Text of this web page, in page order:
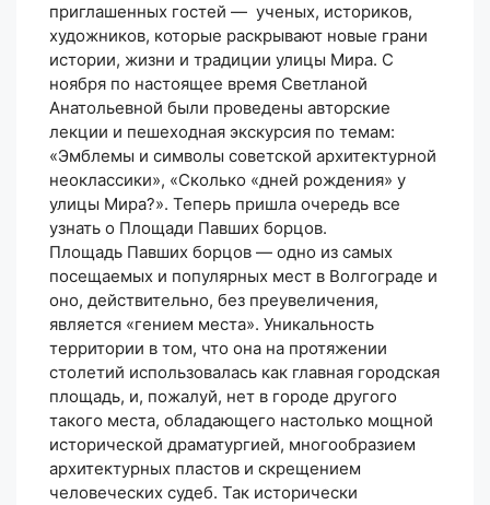
приглашенных гостей — ученых, историков,
художников, которые раскрывают новые грани
истории, жизни и традиции улицы Мира. С
ноября по настоящее время Светланой
Анатольевной были проведены авторские
лекции и пешеходная экскурсия по темам:
«Эмблемы и символы советской архитектурной
неоклассики», «Сколько «дней рождения» у
улицы Мира?». Теперь пришла очередь все
узнать о Площади Павших борцов.
Площадь Павших борцов — одно из самых
посещаемых и популярных мест в Волгограде и
оно, действительно, без преувеличения,
является «гением места». Уникальность
территории в том, что она на протяжении
столетий использовалась как главная городская
площадь, и, пожалуй, нет в городе другого
такого места, обладающего настолько мощной
исторической драматургией, многообразием
архитектурных пластов и скрещением
человеческих судеб. Так исторически